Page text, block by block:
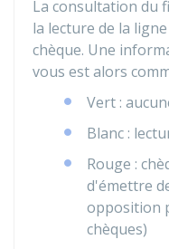
La consultation du
la lecture de la
chèque. Une
vous est alors
Vert :
Blanc :
Rouge :
d'émettre
opposition
chèques)